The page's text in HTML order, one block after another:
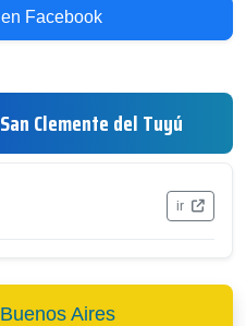
Facebook
Clemente del Tuyú
ir
Buenos Aires